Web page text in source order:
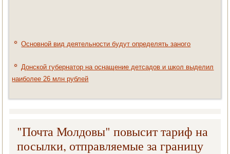
Основной вид деятельности будут определять заного
Донской губернатор на оснащение детсадов и школ выделил
наиболее 26 млн рублей
"Почта Молдовы" повысит тариф на
посылки, отправляемые за границу